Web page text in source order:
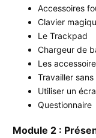
Accessoires
Clavier
Le Trackpad
Chargeur de
Les
Travailler sans
Utiliser un
Questionnaire
Module 2 :